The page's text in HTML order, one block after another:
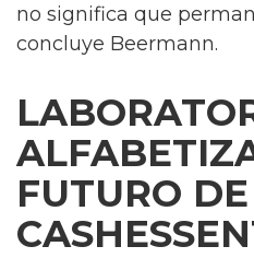
no significa que
concluye Beermann.
FUTURO DE